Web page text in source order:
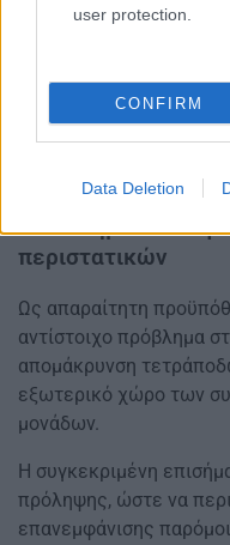
user protection.
CONFIRM
Data Deletion
Η ανησυχία αυτή
περιορίστηκε το
σχολείο. Το
διπλανών σχολείων
Τι επισημαίνεται
περιστατικών
Ως απαραίτητη
αντίστοιχο πρόβλημα
απομάκρυνση
εξωτερικό χώρο των
μονάδων.
Η συγκεκριμένη
πρόληψης, ώστε να
επανεμφάνισης